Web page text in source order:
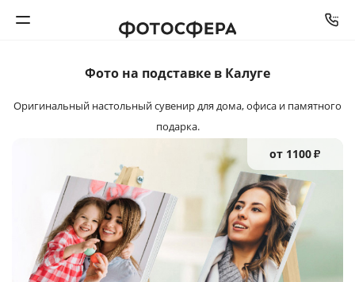
Интерьерная печать
Фотоподарки
Фото на подставке в Калуге
Оригинальный настольный сувенирдля дома, офиса и памятного
подарка.
от 1100₽